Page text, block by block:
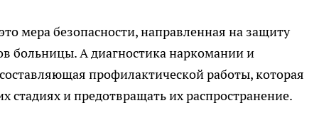
мера безопасности, направленная на защиту
больницы. А диагностика наркомании и
профилактической работы, которая
стадиях и предотвращать их распространение.